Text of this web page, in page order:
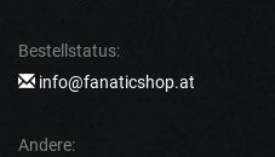
Bestellstatus:
info@fanaticshop.at
Andere: